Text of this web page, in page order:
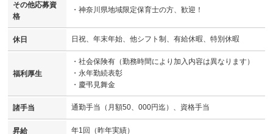
その他応募資
格
・神奈川県地域限定保育士の方、歓迎！
休日 日祝、年末年始、他シフト制、有給休暇、特別休暇
福利厚生
・社会保険有（勤務時間により加入内容は異なります）
・永年勤続表彰
・慶弔見舞金
諸手当 通勤手当（月額50、000円迄）、資格手当
昇給 年1回（昨年実績）